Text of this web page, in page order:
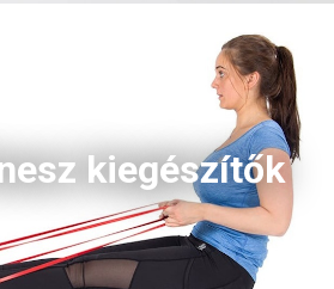
kiegészítők